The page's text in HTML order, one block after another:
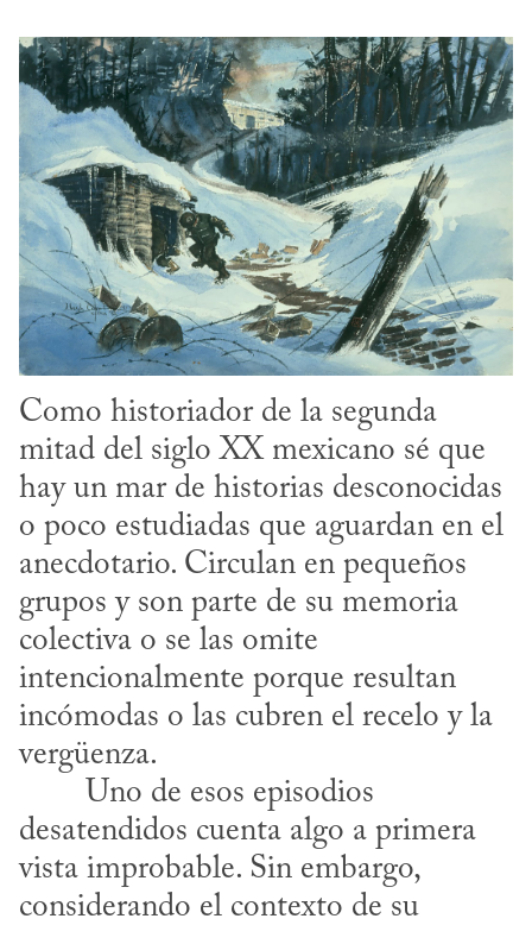
Como historiador de la segunda
mitad del siglo XX mexicano sé que
hay un mar de historias desconocidas
o poco estudiadas que aguardan en el
anecdotario. Circulan en pequeños
grupos y son parte de su memoria
colectiva o se las omite
intencionalmente porque resultan
incómodas o las cubren el recelo y la
vergüenza.
desatendidos cuenta algo a primera
vista improbable. Sin embargo,
considerando el contexto de su